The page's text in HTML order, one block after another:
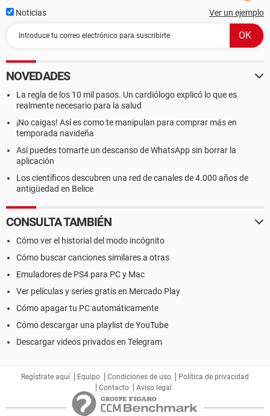
Noticias Ver un ejemplo
NOVEDADES
La regla de los 10 mil pasos. Un cardiólogo explicó lo que es
realmente necesario para la salud
¡No caigas! Así es como te manipulan para comprar más en
temporada navideña
Así puedes tomarte un descanso de WhatsApp sin borrar la
aplicación
Los científicos descubren una red de canales de 4.000 años de
antigüedad en Belice
CONSULTA TAMBIÉN
Cómo ver el historial del modo incógnito
Cómo buscar canciones similares a otras
Emuladores de PS4 para PC y Mac
Ver películas y series gratis en Mercado Play
Cómo apagar tu PC automáticamente
Cómo descargar una playlist de YouTube
Descargar videos privados en Telegram
Regístrate aquí Equipo Condiciones de uso
Política de privacidad
Contacto
Aviso legal